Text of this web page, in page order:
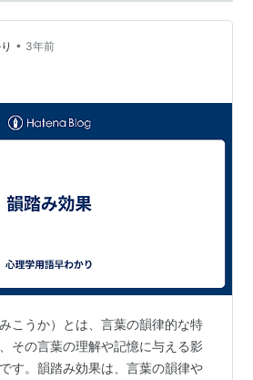
• 3年前
こうか）とは、言葉の韻律的な特
その言葉の理解や記憶に与える影
す。韻踏み効果は、言葉の韻律や